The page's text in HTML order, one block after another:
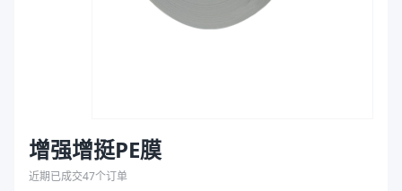
150*785、150*805
增强增挺PE膜
近期已成交47个订单